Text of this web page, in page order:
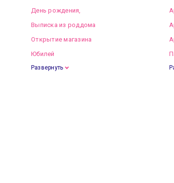
День рождения,
Выписка из роддома
Открытие магазина
Юбилей
Развернуть